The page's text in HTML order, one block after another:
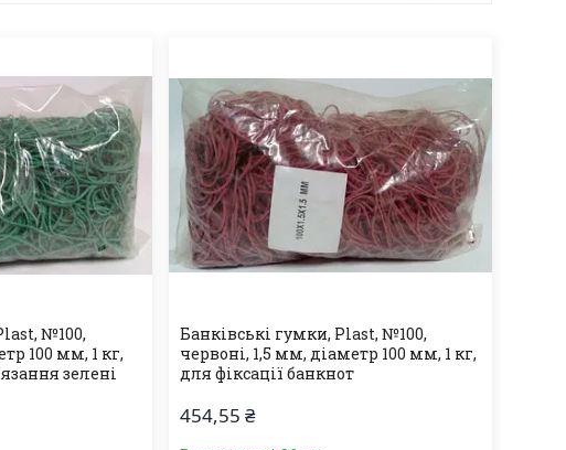
№100,
100 мм, 1 кг,
зелені
Банківські гумки, Plast, №100,
червоні, 1,5 мм, діаметр 100 мм, 1 кг,
для фіксації банкнот
454,55 ₴